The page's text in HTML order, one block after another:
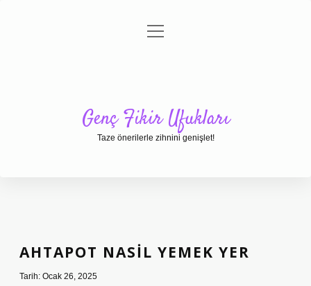
Gizlilik Politikası
menüyü
Genç Fikir Ufukları
Taze önerilerle zihnini genişlet!
AHTAPOT NASIL YEMEK YER
Tarih: Ocak 26, 2025